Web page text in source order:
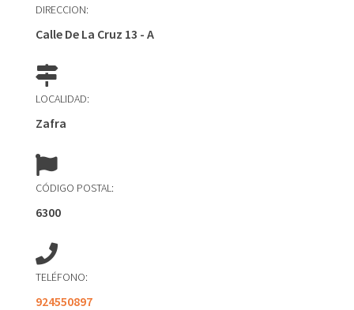
DIRECCION:
Calle De La Cruz 13 - A
LOCALIDAD:
Zafra
CÓDIGO POSTAL:
6300
TELÉFONO:
924550897